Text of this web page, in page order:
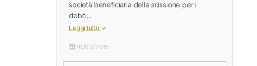
società beneficiaria della scissione per i
debiti...
Leggi tutto
20/03/2015